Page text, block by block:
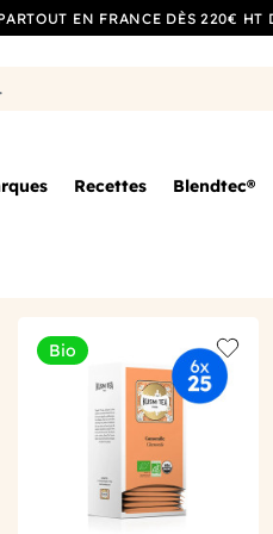
EN FRANCE DÈS 220€ HT
Recettes Blendtec®
wishlist
Bio
Add